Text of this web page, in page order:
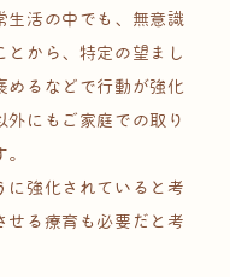
生活の中でも、無意識
とから、特定の望まし
めるなどで行動が強化
にもご家庭での取り
に強化されていると考
せる療育も必要だと考